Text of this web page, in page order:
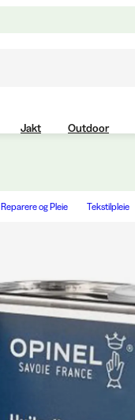
Jakt Outdoor
Reparere og Pleie Tekstilpleie